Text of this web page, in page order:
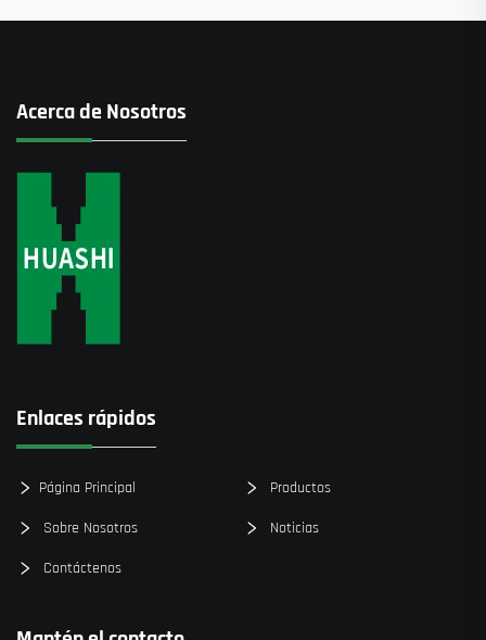
Acerca de Nosotros
Enlaces rápidos
Página Principal Productos
Sobre Nosotros Noticias
Contáctenos